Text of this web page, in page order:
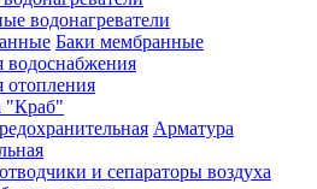
водонагреватели
Баки мембранные
водоснабжения
отопления
"Краб"
Арматура
и сепараторы воздуха